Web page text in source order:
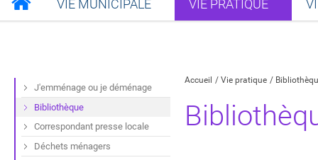
VIE MUNICIPALE VIE PRATIQUE
Accueil Vie pratique
J'emménage ou je déménage
Bibliothèque
Correspondant presse locale
Déchets ménagers